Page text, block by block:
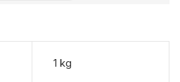
1 kg